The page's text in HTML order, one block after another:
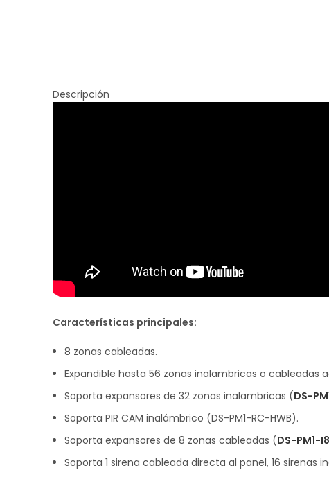
Descripción
Características principales:
8 zonas cableadas.
Expandible hasta 56 zonas inalambricas o cableadas
Soporta expansores de 32 zonas inalambricas (DS-
Soporta PIR CAM inalámbrico (DS-PM1-RC-HWB).
Soporta expansores de 8 zonas cableadas (DS-PM1-
Soporta 1 sirena cableada directa al panel, 16 sirenas